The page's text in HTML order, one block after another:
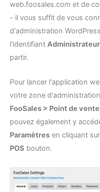
web.foosales.com et de
- il vous suffit de vous
d'administration
l'identifiant Administrateur
partir.
Pour lancer l'application
votre zone
FooSales > Point de vente
pouvez également y
Paramètres en cliquant
POS bouton.